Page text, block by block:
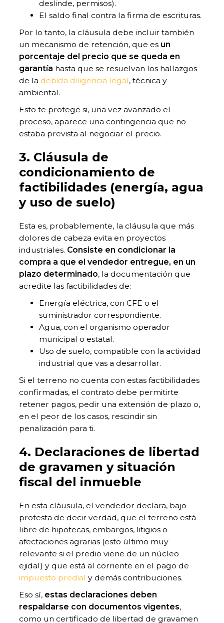
deslinde, permisos).
El saldo final contra la firma de escrituras.
Por lo tanto, la cláusula debe incluir también
un mecanismo de retención, que es un
porcentaje del precio que se queda en
garantía hasta que se resuelvan los hallazgos
de la debida diligencia legal, técnica y
ambiental.
Esto te protege si, una vez avanzado el
proceso, aparece una contingencia que no
estaba prevista al negociar el precio.
3. Cláusula de
condicionamiento de
factibilidades (energía, agua
y uso de suelo)
Esta es, probablemente, la cláusula que más
dolores de cabeza evita en proyectos
industriales. Consiste en condicionar la
compra a que el vendedor entregue, en un
plazo determinado, la documentación que
acredite las factibilidades de:
Energía eléctrica, con CFE o el
suministrador correspondiente.
Agua, con el organismo operador
municipal o estatal.
Uso de suelo, compatible con la actividad
industrial que vas a desarrollar.
Si el terreno no cuenta con estas factibilidades
confirmadas, el contrato debe permitirte
retener pagos, pedir una extensión de plazo o,
en el peor de los casos, rescindir sin
penalización para ti.
4. Declaraciones de libertad
de gravamen y situación
fiscal del inmueble
En esta cláusula, el vendedor declara, bajo
protesta de decir verdad, que el terreno está
libre de hipotecas, embargos, litigios o
afectaciones agrarias (esto último muy
relevante si el predio viene de un núcleo
ejidal) y que está al corriente en el pago de
impuesto predial y demás contribuciones.
Eso sí, estas declaraciones deben
respaldarse con documentos vigentes,
como un certificado de libertad de gravamen